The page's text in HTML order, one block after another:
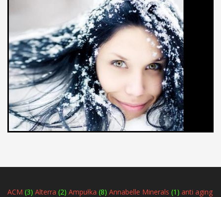
ACM (3) Alterra (2) Ampułka (8) Annabelle Minerals (1) anti aging